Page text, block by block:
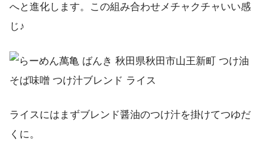
へと進化します。この組み合わせメチャクチャいい感
じ♪
ライスにはまずブレンド醤油のつけ汁を掛けてつゆだ
くに。